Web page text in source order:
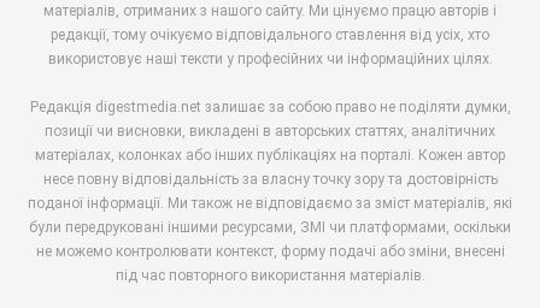
матеріалів, отриманих з нашого сайту. Ми цінуємо працю авторів і
редакції, тому очікуємо відповідального ставлення від усіх, хто
використовує наші тексти у професійних чи інформаційних цілях.
Редакція digestmedia.net залишає за собою право не поділяти думки,
позиції чи висновки, викладені в авторських статтях, аналітичних
матеріалах, колонках або інших публікаціях на порталі. Кожен автор
несе повну відповідальність за власну точку зору та достовірність
поданої інформації. Ми також не відповідаємо за зміст матеріалів, які
були передруковані іншими ресурсами, ЗМІ чи платформами, оскільки
не можемо контролювати контекст, форму подачі або зміни, внесені
під час повторного використання матеріалів.